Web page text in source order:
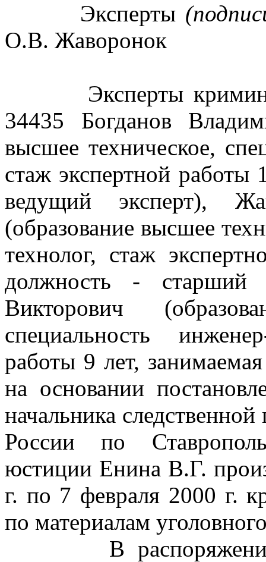
Эксперты
О.В. Жаворонок
Эксперты
34435 Богданов
высшее техническое,
стаж экспертной работы
ведущий эксперт),
(образование высшее
технолог, стаж
должность -
Викторович
специальность
работы 9 лет,
на основании
начальника
России по
юстиции Енина В.Г.
г. по 7 февраля 2000 г.
по материалам
В распоряжение